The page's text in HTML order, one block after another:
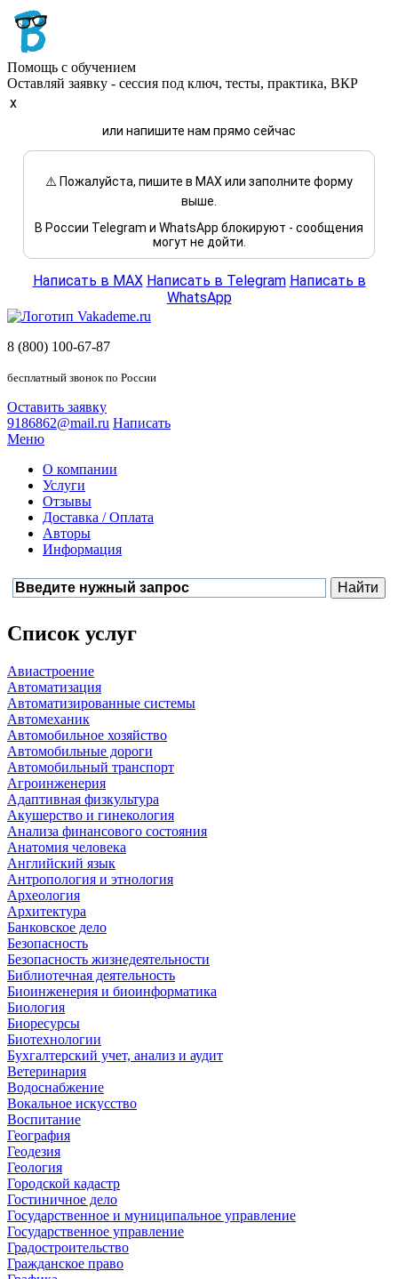
Помощь с обучением
Оставляй заявку - сессия под ключ, тесты, практика, ВКР
x
или напишите нам прямо сейчас
⚠️ Пожалуйста, пишите в MAX или заполните форму
выше.
В России Telegram и WhatsApp блокируют - сообщения
могут не дойти.
Написать в MAX Написать в Telegram Написать в
WhatsApp
8 (800) 100-67-87
бесплатный звонок по России
Оставить заявку
9186862@mail.ru Написать
Меню
О компании
Услуги
Отзывы
Доставка / Оплата
Авторы
Информация
Список услуг
Авиастроение
Автоматизация
Автоматизированные системы
Автомеханик
Автомобильное хозяйство
Автомобильные дороги
Автомобильный транспорт
Агроинженерия
Адаптивная физкультура
Акушерство и гинекология
Анализа финансового состояния
Анатомия человека
Английский язык
Антропология и этнология
Археология
Архитектура
Банковское дело
Безопасность
Безопасность жизнедеятельности
Библиотечная деятельность
Биоинженерия и биоинформатика
Биология
Биоресурсы
Биотехнологии
Бухгалтерский учет, анализ и аудит
Ветеринария
Водоснабжение
Вокальное искусство
Воспитание
География
Геодезия
Геология
Городской кадастр
Гостиничное дело
Государственное и муниципальное управление
Государственное управление
Градостроительство
Гражданское право